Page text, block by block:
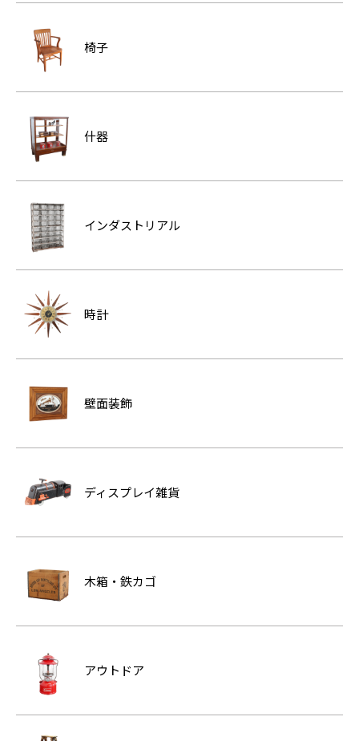
椅子
什器
インダストリアル
時計
壁面装飾
ディスプレイ雑貨
木箱・鉄カゴ
アウトドア